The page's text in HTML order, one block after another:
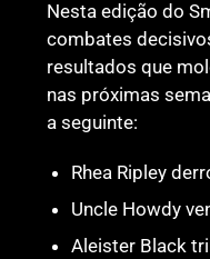
Nesta edição do
combates
resultados que
nas próximas
a seguinte:
Rhea Ripley
Uncle Howdy
Aleister Black